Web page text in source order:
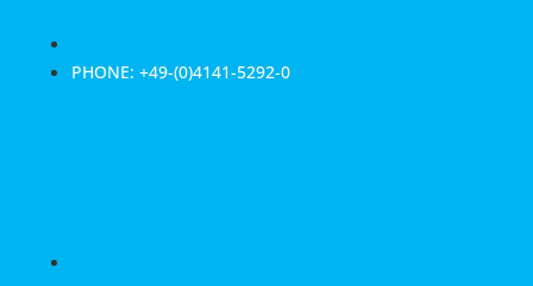
PHONE: +49-(0)4141-5292-0